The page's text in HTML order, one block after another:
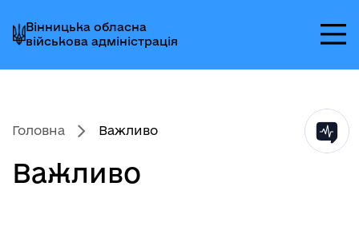
до
головного
меню
до
головного
вмісту
до
головного
колонтитула
Вінницька обласна
військова адміністрація
Головна Важливо
Важливо